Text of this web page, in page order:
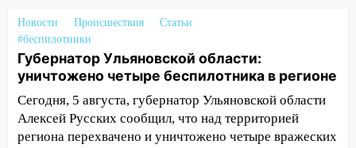
11:17
В Радищевском районе сгорели
хозяйственные постройки
11:00 В Канадее горел жилой дом
10:18
Губернатор Ульяновской области:
уничтожено четыре беспилотника в
регионе
Новости Происшествия
Статьи
#беспилотники
Губернатор Ульяновской области:
уничтожено четыре беспилотника в регионе
Сегодня, 5 августа, губернатор Ульяновской области
Алексей Русских сообщил, что над территорией
региона перехвачено и уничтожено четыре вражеских